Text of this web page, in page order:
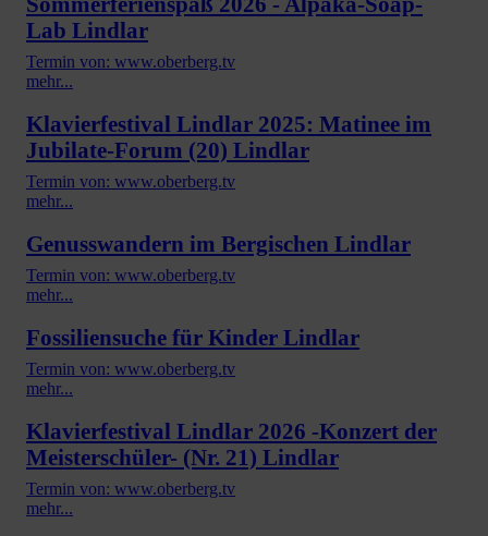
Lab Lindlar
Termin von: www.oberberg.tv
mehr...
Klavierfestival Lindlar 2025: Matinee im
Jubilate-Forum (20) Lindlar
Termin von: www.oberberg.tv
mehr...
Genusswandern im Bergischen Lindlar
Termin von: www.oberberg.tv
mehr...
Fossiliensuche für Kinder Lindlar
Termin von: www.oberberg.tv
mehr...
Klavierfestival Lindlar 2026 -Konzert der
Meisterschüler- (Nr. 21) Lindlar
Termin von: www.oberberg.tv
mehr...